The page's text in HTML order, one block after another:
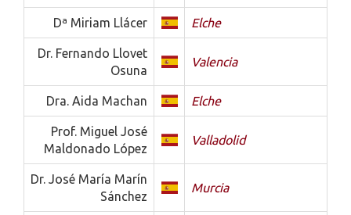
Dª Miriam Llácer Elche
Dr. Fernando Llovet
Osuna
Valencia
Dra. Aida Machan Elche
Prof. Miguel José
Maldonado López
Valladolid
Dr. José María Marín
Sánchez
Murcia